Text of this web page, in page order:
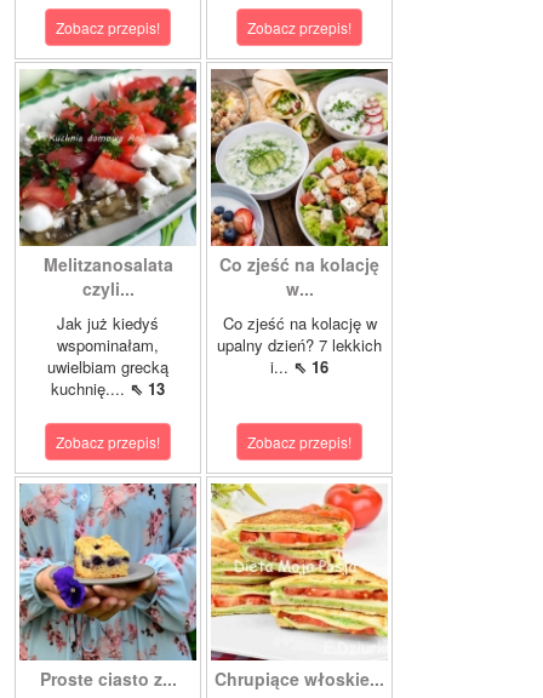
Zobacz przepis! Zobacz przepis!
Melitzanosalata
czyli...
Jak już kiedyś
wspominałam,
uwielbiam grecką
kuchnię.... ⇖ 13
Zobacz przepis!
Co zjeść na kolację
w...
Co zjeść na kolację w
upalny dzień? 7 lekkich
i... ⇖ 16
Zobacz przepis!
Proste ciasto z... Chrupiące włoskie...